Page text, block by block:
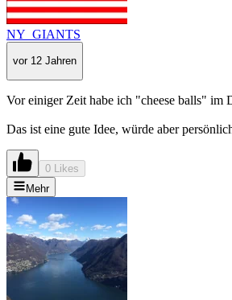
NY_GIANTS
vor 12 Jahren
Vor einiger Zeit habe ich "cheese balls" im
Das ist eine gute Idee, würde aber
0 Likes
Mehr